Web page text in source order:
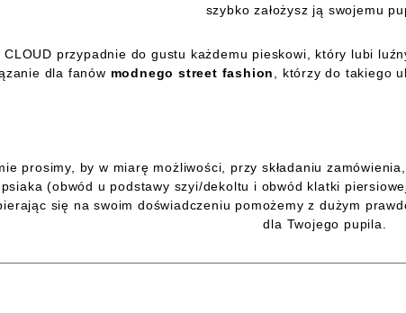
szybko założysz ją swojemu
CLOUD przypadnie do gustu każdemu pieskowi, który lubi
dla fanów modnego street fashion, którzy do takiego
prosimy, by w miarę możliwości, przy składaniu
(obwód u podstawy szyi/dekoltu i obwód klatki
się na swoim doświadczeniu pomożemy z dużym
dla Twojego pupila.